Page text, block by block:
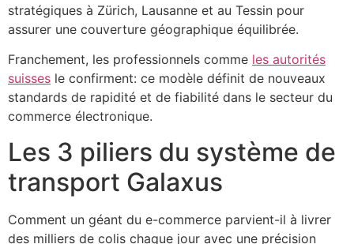
stratégiques à Zürich, Lausanne et au Tessin pour
assurer une couverture géographique équilibrée.
Franchement, les professionnels comme les autorités
suisses le confirment: ce modèle définit de nouveaux
standards de rapidité et de fiabilité dans le secteur du
commerce électronique.
Les 3 piliers du système de
transport Galaxus
Comment un géant du e-commerce parvient-il à livrer
des milliers de colis chaque jour avec une précision